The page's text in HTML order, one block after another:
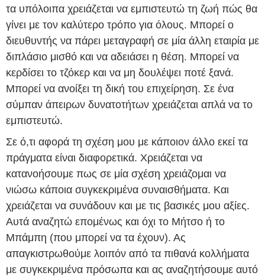
τα υπόλοιπα χρειάζεται να εμπιστευτώ τη ζωή πώς θα
γίνει με τον καλύτερο τρόπο για όλους. Μπορεί ο
διευθυντής να πάρει μεταγραφή σε μία άλλη εταιρία με
διπλάσιο μισθό και να αδειάσει η θέση. Μπορεί να
κερδίσει το τζόκερ και να μη δουλέψει ποτέ ξανά.
Μπορεί να ανοίξει τη δική του επιχείρηση. Σε ένα
σύμπαν άπειρων δυνατοτήτων χρειάζεται απλά να το
εμπιστευτώ.
Σε ό,τι αφορά τη σχέση μου με κάποιον άλλο εκεί τα
πράγματα είναι διαφορετικά. Χρειάζεται να
κατανοήσουμε πως σε μία σχέση χρειάζομαι να
νιώσω κάποια συγκεκριμένα συναισθήματα. Και
χρειάζεται να συνάδουν και με τις βασικές μου αξίες.
Αυτά αναζητώ επομένως και όχι το Μήτσο ή το
Μπάμπη (που μπορεί να τα έχουν). Ας
απαγκιστρωθούμε λοιπόν από τα πιθανά κολλήματα
με συγκεκριμένα πρόσωπα και ας αναζητήσουμε αυτό